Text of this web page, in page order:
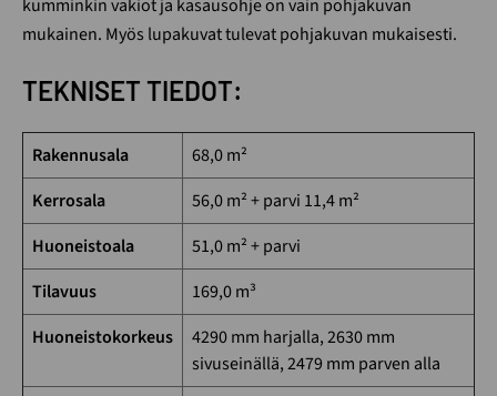
kumminkin vakiot ja kasausohje on vain pohjakuvan
mukainen. Myös lupakuvat tulevat pohjakuvan mukaisesti.
TEKNISET TIEDOT:
Rakennusala
68,0 m²
Kerrosala
56,0 m² + parvi 11,4 m²
Huoneistoala
51,0 m² + parvi
Tilavuus
169,0 m³
Huoneistokorkeus
4290 mm harjalla, 2630 mm
sivuseinällä, 2479 mm parven alla